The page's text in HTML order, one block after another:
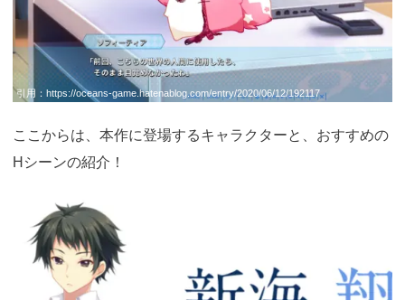
引用： https://oceans-game.hatenablog.com/entry/2020/06/12/192117
ここからは、本作に登場するキャラクターと、おすすめの
Hシーンの紹介！